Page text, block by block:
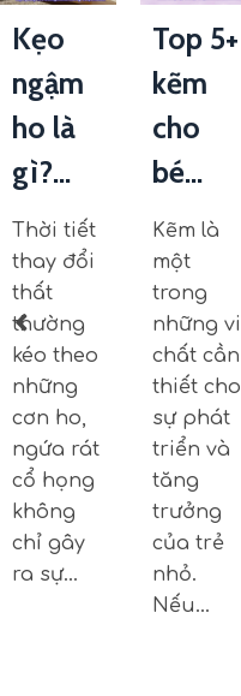
Kẹo
ngậm
ho là
gì?...
Thời tiết
thay đổi
thất
thường
kéo theo
những
cơn ho,
ngứa rát
cổ họng
không
chỉ gây
ra sự…
Top 5+
kẽm
cho
bé...
Kẽm là
một
trong
những vi
chất cần
thiết cho
sự phát
triển và
tăng
trưởng
của trẻ
nhỏ.
Nếu…